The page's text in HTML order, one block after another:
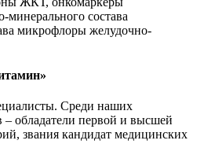
состава
микрофлоры желудочно-
Среди наших
– обладатели первой и высшей
звания кандидат медицинских